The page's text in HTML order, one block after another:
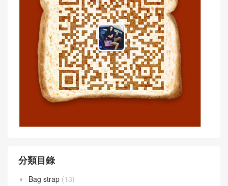
分類目錄
Bag strap (13)